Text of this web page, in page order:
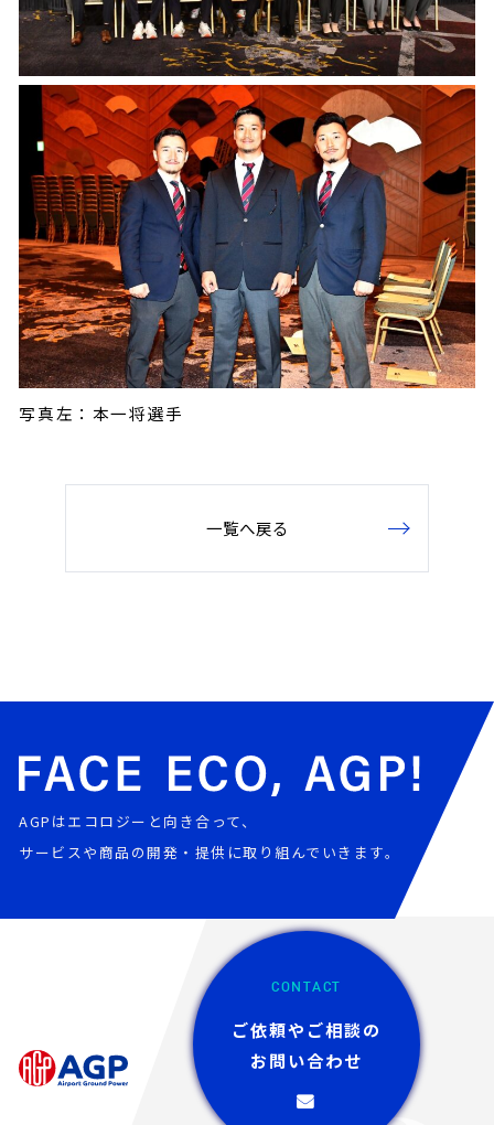
写真左：本一将選手
一覧へ戻る
AGPはエコロジーと向き合って、
サービスや商品の開発・提供に取り組んでいきます。
CONTACT
ご依頼やご相談の
お問い合わせ